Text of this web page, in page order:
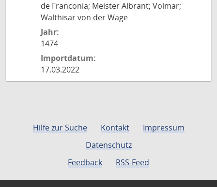
de Franconia; Meister Albrant; Volmar;
Walthisar von der Wage
Jahr:
1474
Importdatum:
17.03.2022
Hilfe zur Suche Kontakt
Impressum
Datenschutz
Feedback
RSS-Feed